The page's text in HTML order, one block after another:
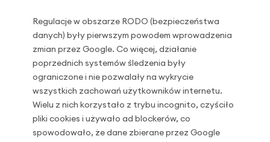
Regulacje w obszarze RODO (bezpieczeństwa
danych) były pierwszym powodem wprowadzenia
zmian przez Google. Co więcej, działanie
poprzednich systemów śledzenia były
ograniczone i nie pozwalały na wykrycie
wszystkich zachowań użytkowników internetu.
Wielu z nich korzystało z trybu incognito, czyściło
pliki cookies i używało ad blockerów, co
spowodowało, że dane zbierane przez Google